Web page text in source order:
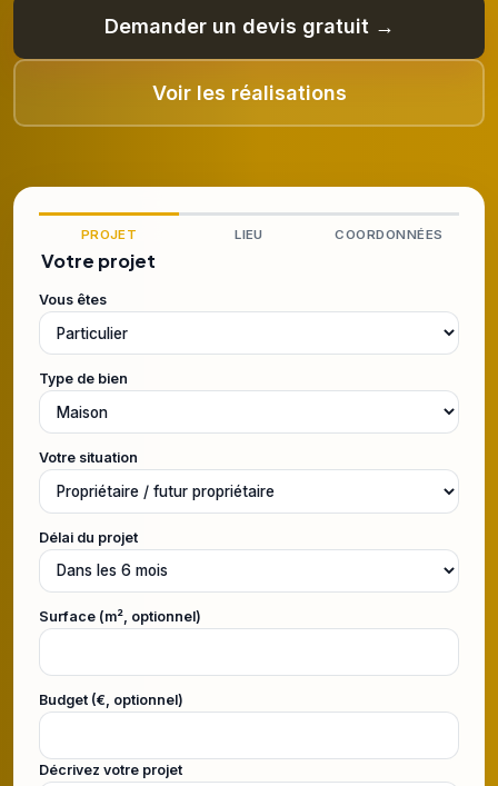
Demander un devis gratuit →
Voir les réalisations
PROJET LIEU COORDONNÉES
Votre projet
Vous êtes
Type de bien
Votre situation
Délai du projet
Surface (m², optionnel)
Budget (€, optionnel)
Décrivez votre projet